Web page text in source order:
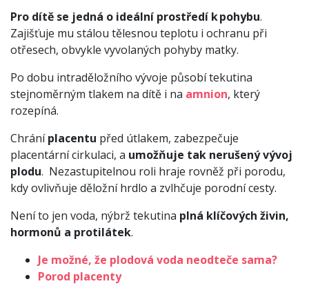
Pro dítě se jedná o ideální prostředí k pohybu.
Zajišťuje mu stálou tělesnou teplotu i ochranu při
otřesech, obvykle vyvolaných pohyby matky.
Po dobu intraděložního vývoje působí tekutina
stejnoměrným tlakem na dítě i na amnion, který
rozepíná.
Chráníplacentu před útlakem, zabezpečuje
placentární cirkulaci, a umožňuje tak nerušený vývoj
plodu. Nezastupitelnou roli hraje rovněž při porodu,
kdy ovlivňuje děložní hrdlo a zvlhčuje porodní cesty.
Není to jen voda, nýbrž tekutina plná klíčových živin,
hormonů a protilátek.
Je možné, že plodová voda neodteče sama?
Porod placenty